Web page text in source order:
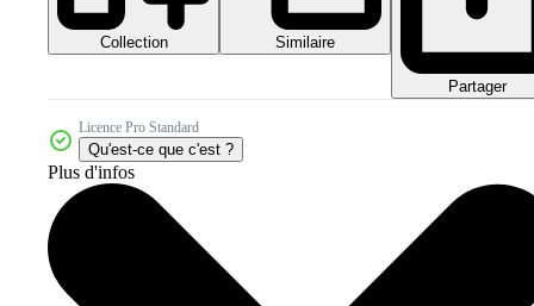
Collection Similaire
Partager
Licence Pro Standard
Qu'est-ce que c'est ?
Plus d'infos